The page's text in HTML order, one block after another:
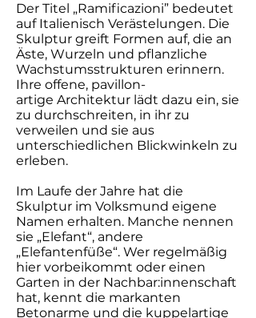
Der Titel „Ramificazioni” bedeutet
auf Italienisch Verästelungen. Die
Skulptur greift Formen auf, die an
Äste, Wurzeln und pflanzliche
Wachstumsstrukturen erinnern.
Ihre offene, pavillon-
artige Architektur lädt dazu ein, sie
zu durchschreiten, in ihr zu
verweilen und sie aus
unterschiedlichen Blickwinkeln zu
erleben.
Im Laufe der Jahre hat die
Skulptur im Volksmund eigene
Namen erhalten. Manche nennen
sie „Elefant“, andere
„Elefantenfüße“. Wer regelmäßig
hier vorbeikommt oder einen
Garten in der Nachbar:innenschaft
hat, kennt die markanten
Betonarme und die kuppelartige